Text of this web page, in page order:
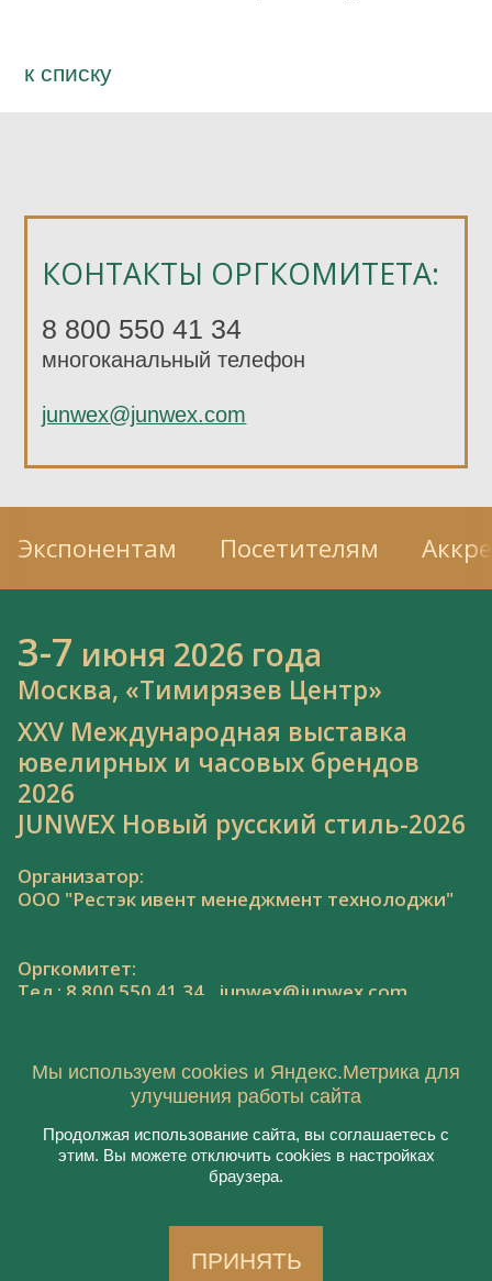
КОНТАКТЫ ОРГКОМИТЕТА:
8 800 550 41 34
многоканальный телефон
junwex@junwex.com
к спиcку
Экспонентам Посетителям
3-7 июня 2026 года
Москва, «Тимирязев Центр»
XXV Международная выставка
ювелирных и часовых брендов
2026
JUNWEX Новый русский стиль-2026
Организатор:
ООО "Рестэк ивент менеджмент технолоджи"
Оргкомитет:
Тел.: 8 800 550 41 34, junwex@junwex.com
© 2020, ООО "Рестэк ивент менеджмент
технолоджи"
Пользовательское соглашение
Создание сайта:
Мы используем cookies и Яндекс.Метрика для
улучшения работы сайта
Продолжая использование сайта, вы соглашаетесь с
этим. Вы можете отключить cookies в настройках
браузера.
ПРИНЯТЬ